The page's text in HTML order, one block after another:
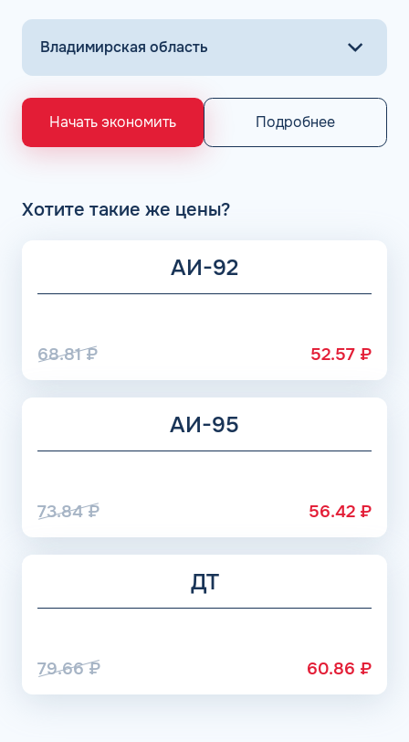
Основными поставщиками для АЗС Flash являются
выпускающие лучшее топливо в стране экологического
класса Евро 5: ООО «Газпром добыча Астрахань» ПАО
«Газпром», Рязанский НПЗ, Саратовский НПЗ, Уфимский
НПЗ группы Роснефть. АЗС Flash и АГЗС компании
Начать экономить Подробнее
Хотите такие же цены?
АИ-92
68.81₽ 52.57 ₽
АИ-95
73.84₽ 56.42 ₽
ДТ
79.66₽ 60.86 ₽